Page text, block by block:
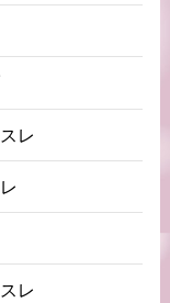
レ
レ